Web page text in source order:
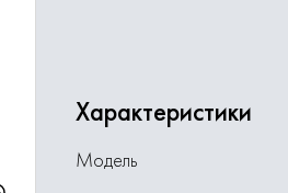
Характеристики
Модель